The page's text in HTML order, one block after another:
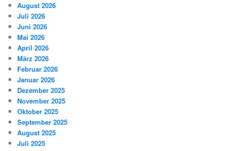
August 2026
Juli 2026
Juni 2026
Mai 2026
April 2026
März 2026
Februar 2026
Januar 2026
Dezember 2025
November 2025
Oktober 2025
September 2025
August 2025
Juli 2025